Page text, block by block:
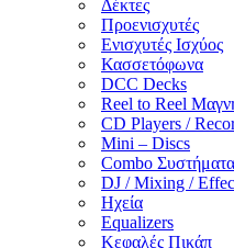
Δέκτες
Προενισχυτές
Ενισχυτές Ισχύος
Κασσετόφωνα
DCC Decks
Reel to Reel
CD Players /
Mini – Discs
Combo Συστήματα
DJ / Mixing /
Ηχεία
Equalizers
Κεφαλές Πικάπ